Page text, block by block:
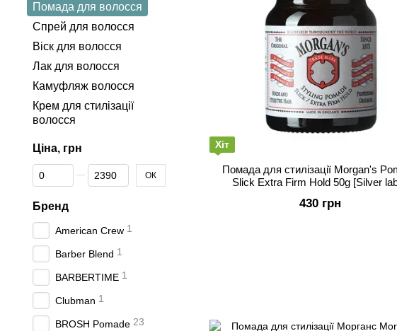
Хіт
Помада для стилізації Morgan's
Slick Extra Firm Hold 50g [Silver
430 грн
Помада для волосся
Спрей для волосся
Віск для волосся
Лак для волосся
Камуфляж волосся
Крем для стилізації
волоcся
Ціна, грн
Від Ціна, грн
До Ціна, грн ОК
Бренд
American Crew 1
Barber Blend 1
BARBERTIME 1
Clubman 1
BROSH Pomade 23